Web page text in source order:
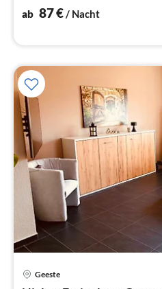
Emsland.
ab 87€/ Nacht
Geeste